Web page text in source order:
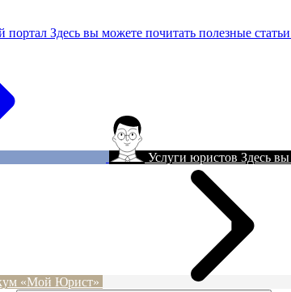
портал Здесь вы можете почитать полезные статьи
Услуги юристов Здесь
«Мой Юрист»